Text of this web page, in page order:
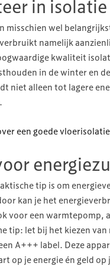
in isolatie
misschien wel
namelijk
kwaliteit
in de winter en
niet alleen tot lagere
een goede
tip is om
kan je het
voor een warmtepomp,
tip: let bij het kiezen
A+++ label. Deze
op je energie én geld